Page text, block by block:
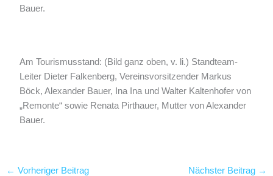
Bauer.
Am Tourismusstand: (Bild ganz oben, v. li.) Standteam-
Leiter Dieter Falkenberg, Vereinsvorsitzender Markus
Böck, Alexander Bauer, Ina Ina und Walter Kaltenhofer von
„Remonte“ sowie Renata Pirthauer, Mutter von Alexander
Bauer.
← Vorheriger Beitrag Nächster Beitrag →